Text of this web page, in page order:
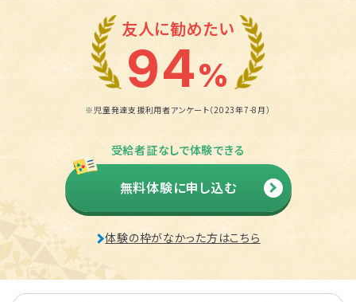
友人に勧めたい
94%
※児童発達支援利用者アンケート（2023年7-8月）
受給者証なしで体験できる
無料体験に申し込む
体験の枠がなかった方はこちら